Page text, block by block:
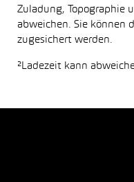
Zuladung, Topographie
abweichen. Sie können
zugesichert werden.
²Ladezeit kann